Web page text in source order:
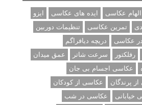
الهام عکاسی ایده های عکاسی
ایزو
تمرین عکاسی
تنظیمات دوربین
عکاسی
دریچه دیافراگم
رفلکتور سرعت شاتر
عمق میدان
عکاسی اجسام بی جان
پرندگان
عکاسی از کودکان
خیابانی
عکاسی در شب